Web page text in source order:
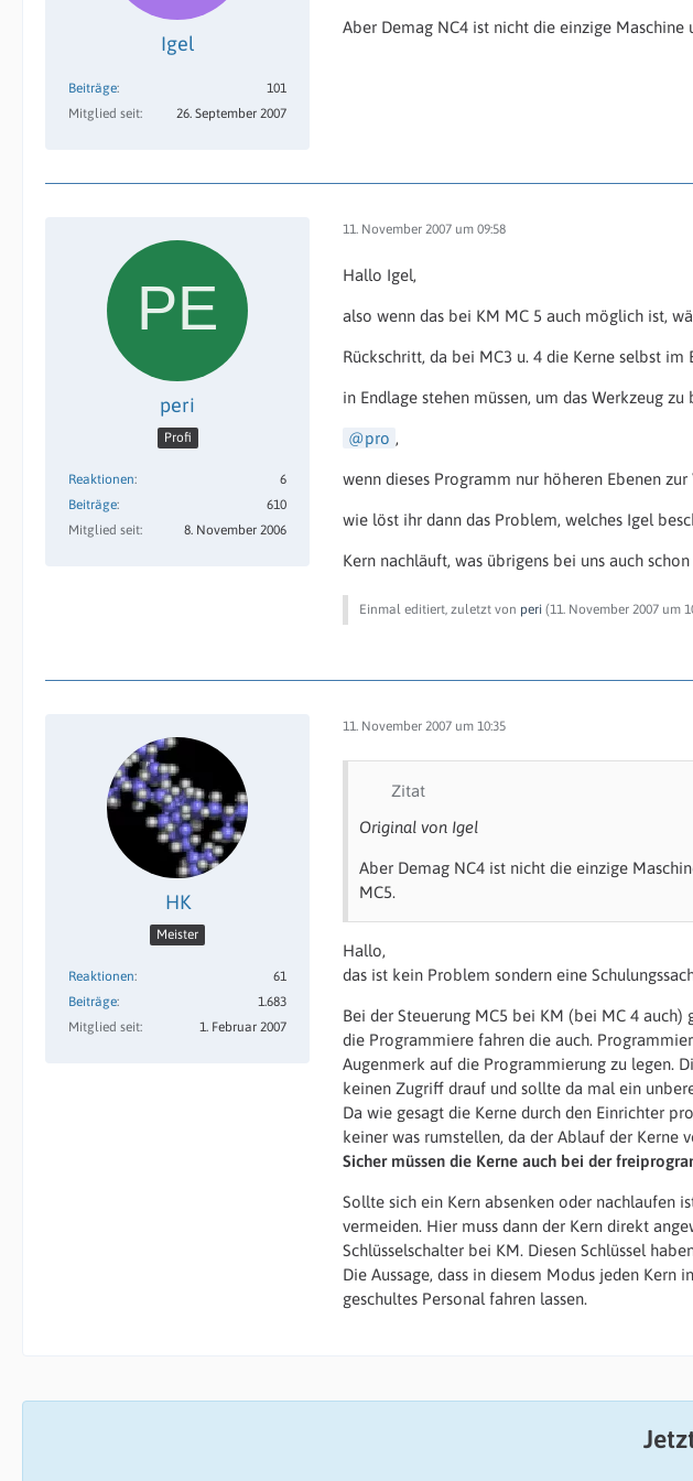
Igel
Beiträge
101
Mitglied seit
26. September 2007
Aber Demag NC4 ist nicht die einzige
peri
Profi
Reaktionen
6
Beiträge
610
Mitglied seit
8. November 2006
11. November 2007 um 09:58
Hallo Igel,
also wenn das bei KM MC 5 auch möglich ist,
Rückschritt, da bei MC3 u. 4 die Kerne selbst
in Endlage stehen müssen, um das Werkzeug zu
pro ,
wenn dieses Programm nur höheren Ebenen zur
wie löst ihr dann das Problem, welches Igel
Kern nachläuft, was übrigens bei uns auch
Einmal editiert, zuletzt von peri (11. November 2007 um
HK
Meister
Reaktionen
61
Beiträge
1.683
Mitglied seit
1. Februar 2007
11. November 2007 um 10:35
Zitat
Original von Igel
Aber Demag NC4 ist nicht die einzige
MC5.
Hallo,
das ist kein Problem sondern eine
Bei der Steuerung MC5 bei KM (bei MC 4
die Programmiere fahren die auch.
Augenmerk auf die Programmierung zu legen.
keinen Zugriff drauf und sollte da mal ein
Da wie gesagt die Kerne durch den Einrichter
keiner was rumstellen, da der Ablauf der
Sicher müssen die Kerne auch bei der
Sollte sich ein Kern absenken oder nachlaufen
vermeiden. Hier muss dann der Kern direkt
Schlüsselschalter bei KM. Diesen Schlüssel
Die Aussage, dass in diesem Modus jeden
geschultes Personal fahren lassen.